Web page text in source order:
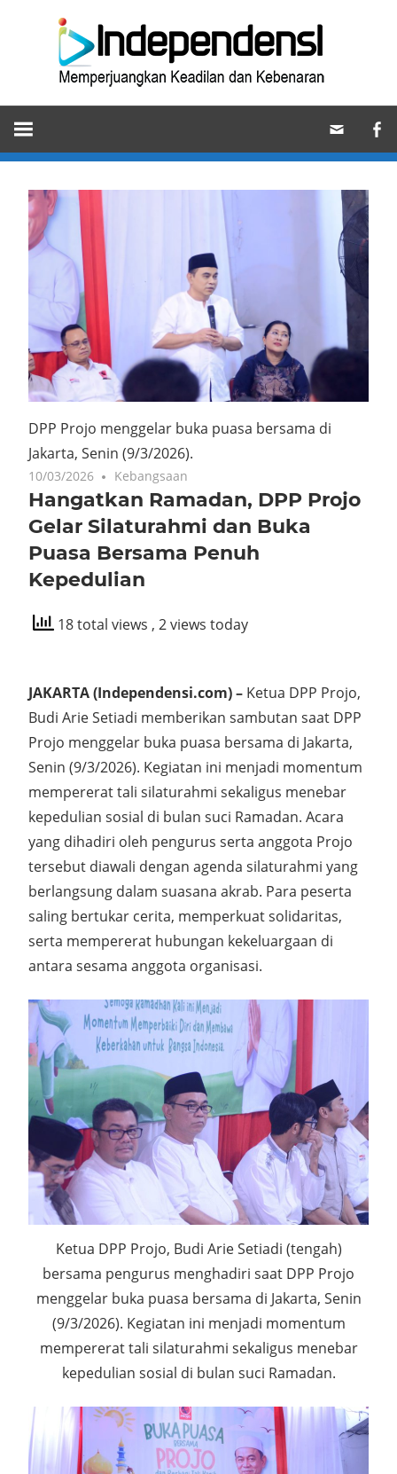
Memperjuangkan
Keadilan
dan
Kebenaran
DPP Projo menggelar buka puasa bersama di
Jakarta, Senin (9/3/2026).
10/03/2026 Kebangsaan
Hangatkan Ramadan, DPP Projo
Gelar Silaturahmi dan Buka
Puasa Bersama Penuh
Kepedulian
18 total views , 2 views today
JAKARTA (Independensi.com) – Ketua DPP Projo,
Budi Arie Setiadi memberikan sambutan saat DPP
Projo menggelar buka puasa bersama di Jakarta,
Senin (9/3/2026). Kegiatan ini menjadi momentum
mempererat tali silaturahmi sekaligus menebar
kepedulian sosial di bulan suci Ramadan. Acara
yang dihadiri oleh pengurus serta anggota Projo
tersebut diawali dengan agenda silaturahmi yang
berlangsung dalam suasana akrab. Para peserta
saling bertukar cerita, memperkuat solidaritas,
serta mempererat hubungan kekeluargaan di
antara sesama anggota organisasi.
Ketua DPP Projo, Budi Arie Setiadi (tengah)
bersama pengurus menghadiri saat DPP Projo
menggelar buka puasa bersama di Jakarta, Senin
(9/3/2026). Kegiatan ini menjadi momentum
mempererat tali silaturahmi sekaligus menebar
kepedulian sosial di bulan suci Ramadan.